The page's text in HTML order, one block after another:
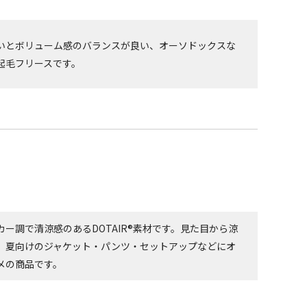
とボリューム感のバランスが良い、オーソドックスな
毛フリースです。
ー調で清涼感のあるDOTAIR®素材です。見た目から涼
夏向けのジャケット・パンツ・セットアップなどにオ
の商品です。